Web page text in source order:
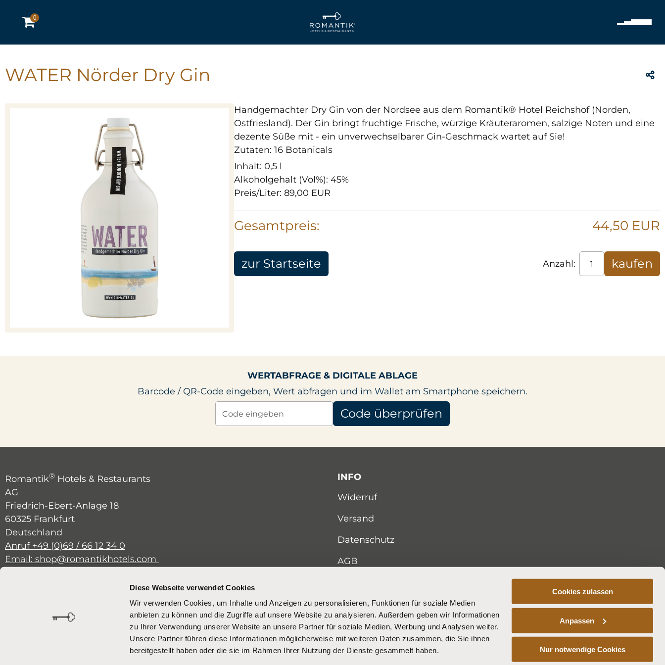
Diese Webseite verwendet Cookies
Wir verwenden Cookies, um Inhalte und Anzeigen zu personalisieren, Funktionen für soziale Medien
anbieten zu können und die Zugriffe auf unsere Website zu analysieren. Außerdem geben wir Informationen
zu Ihrer Verwendung unserer Website an unsere Partner für soziale Medien, Werbung und Analysen weiter.
Unsere Partner führen diese Informationen möglicherweise mit weiteren Daten zusammen, die Sie ihnen
bereitgestellt haben oder die sie im Rahmen Ihrer Nutzung der Dienste gesammelt haben.
Cookies zulassen
Anpassen
Nur notwendige Cookies
0
WATER Nörder Dry Gin
Handgemachter Dry Gin von der Nordsee aus dem Romantik® Hotel Reichshof (Norden,
Ostfriesland). Der Gin bringt fruchtige Frische, würzige Kräuteraromen, salzige Noten und eine
dezente Süße mit - ein unverwechselbarer Gin-Geschmack wartet auf Sie!
Zutaten: 16 Botanicals
Inhalt: 0,5 l
Alkoholgehalt (Vol%): 45%
Preis/Liter: 89,00 EUR
Gesamtpreis: 44,50 EUR
Anzahl:
zur Startseite
WERTABFRAGE & DIGITALE ABLAGE
Barcode / QR-Code eingeben, Wert abfragen und im Wallet am Smartphone speichern.
Code überprüfen
Romantik® Hotels & Restaurants
AG
Friedrich-Ebert-Anlage 18
60325 Frankfurt
Deutschland
Anruf +49 (0)69 / 66 12 34 0
Email: shop@romantikhotels.com
Bei Rückfragen stehen wir Ihnen
gern von Montag bis Freitag von
09.00 Uhr bis 17.00 Uhr zur
INFO
Widerruf
Versand
Datenschutz
AGB